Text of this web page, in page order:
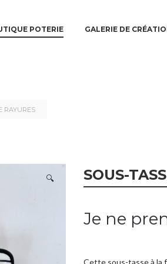
PRIMARY CONTENT
SECONDARY CONTENT
POTERIE GALERIE DE
RAYURES
🔍 SOUS-
Je ne
Cette sous-tasse à la